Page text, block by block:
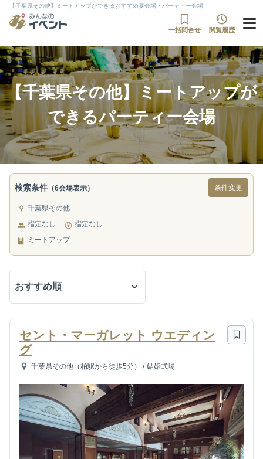
【千葉県その他】ミートアップができるおすすめ宴会場・パーティー会場
一括問合せ 閲覧履歴
【千葉県その他】ミートアップが
できるパーティー会場
検索条件 （6会場表示） 条件変更
千葉県その他
指定なし
指定なし
ミートアップ
セント・マーガレット ウエディン
グ
千葉県その他（柏駅から徒歩5分） / 結婚式場